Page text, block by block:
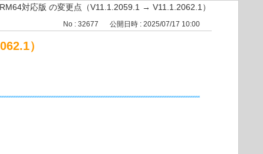
対応版 の変更点（V11.1.2059.1 → V11.1.2062.1）
No : 32677 公開日時 : 2025/07/17 10:00
）